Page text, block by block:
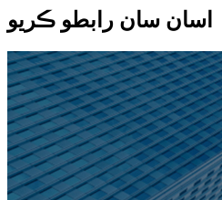
اسان سان رابطو ڪريو